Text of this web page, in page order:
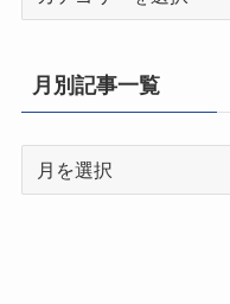
県
別
一
月別記事一覧